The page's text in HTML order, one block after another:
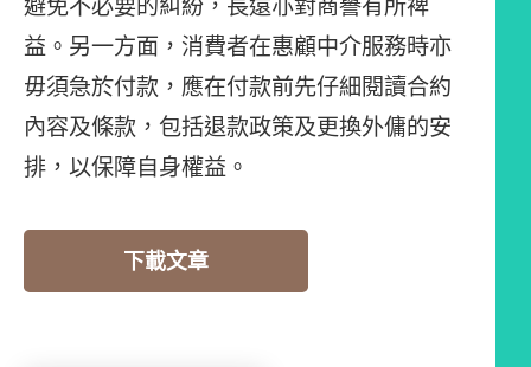
益。另一方面，消費者在惠顧中介服務時亦
毋須急於付款，應在付款前先仔細閱讀合約
內容及條款，包括退款政策及更換外傭的安
排，以保障自身權益。
下載文章